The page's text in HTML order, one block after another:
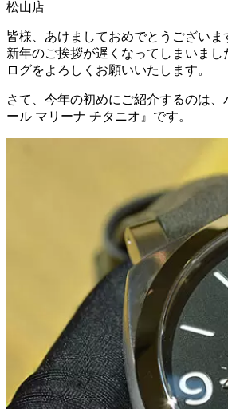
松山店
皆様、あけましておめでとうございま
新年のご挨拶が遅くなってしまいま
ログをよろしくお願いいたします。
さて、今年の初めにご紹介するのは、
ール マリーナ チタニオ』です。